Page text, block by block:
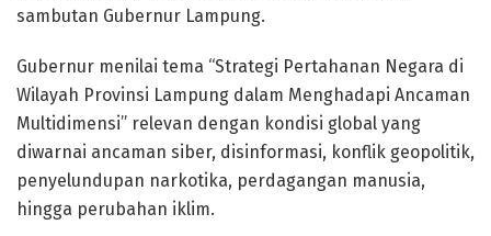
sambutan Gubernur Lampung.
Gubernur menilai tema “Strategi Pertahanan Negara di
Wilayah Provinsi Lampung dalam Menghadapi Ancaman
Multidimensi” relevan dengan kondisi global yang
diwarnai ancaman siber, disinformasi, konflik geopolitik,
penyelundupan narkotika, perdagangan manusia,
hingga perubahan iklim.